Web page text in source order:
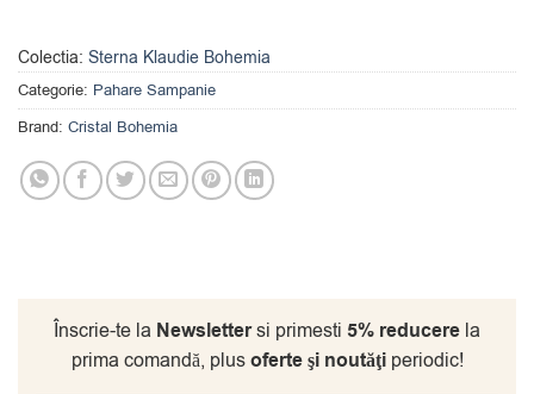
Colectia: Sterna Klaudie Bohemia
Categorie: Pahare Sampanie
Brand: Cristal Bohemia
Înscrie-te la Newslettersi primesti 5% reducere la
prima comandă, plusoferte şi noutăţiperiodic!